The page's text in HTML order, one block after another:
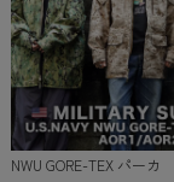
NWU GORE-TEX パーカ